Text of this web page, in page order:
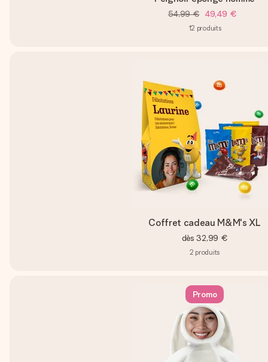
54,99 € 49,49 €
12 produits
Coffret cadeau M&M's XL
dès 32,99 €
2 produits
Promo